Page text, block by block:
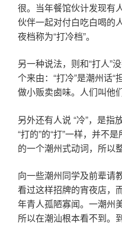
很。当年餐馆伙计发现有
伙伴一起对付白吃白喝的
夜档称为“打冷档”。
另一种说法，则和“打人”
个来由：“打冷”是潮州话“
做小贩卖卥味。人们叫他
另外还有人说 “冷”，是指
“打的”的“打”一样，并不
的一个潮州式动词，所以
向一些潮州同学及前辈请
看过这样招牌的宵夜店，
年青人孤陋寡闻。一潮州
所以在潮汕根本看不到。